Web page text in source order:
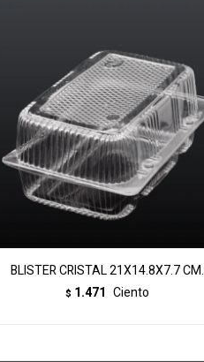
BLISTER CRISTAL 21X14.8X7.7 CM.
$ 1.471 Ciento